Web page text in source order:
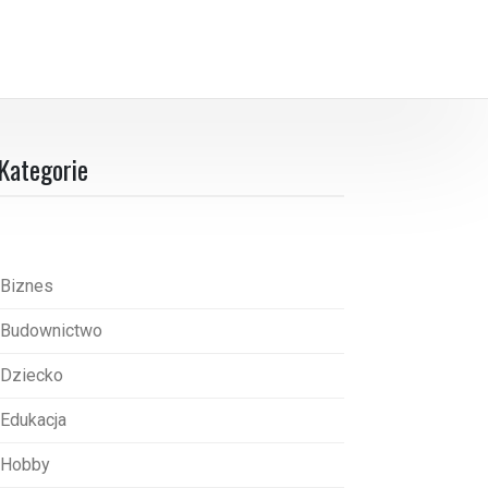
Biznes
Budownictwo
Dziecko
Edukacja
Hobby